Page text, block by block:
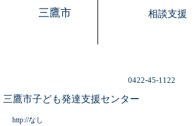
三鷹市 相談支援
0422-45-1122
三鷹市子ども発達支援センター
http://なし